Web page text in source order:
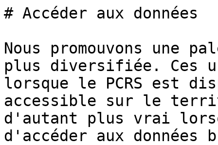
# Accéder aux données
Nous promouvons une
plus diversifiée. Ces
lorsque le PCRS est
accessible sur le
d'autant plus vrai
d'accéder aux données